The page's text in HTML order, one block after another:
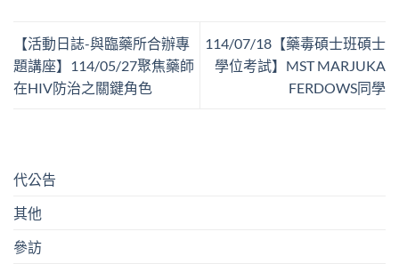
【活動日誌-與臨藥所合辦專
題講座】114/05/27聚焦藥師
在HIV防治之關鍵角色
114/07/18【藥毒碩士班碩士
學位考試】MST MARJUKA
FERDOWS同學
代公告
其他
參訪